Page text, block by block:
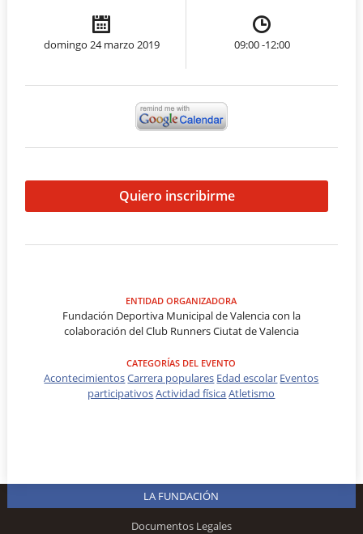
domingo 24 marzo 2019 09:00 -12:00
Quiero inscribirme
ENTIDAD ORGANIZADORA
Fundación Deportiva Municipal de Valencia con la
colaboración del Club Runners Ciutat de Valencia
CATEGORÍAS DEL EVENTO
AcontecimientosCarrera populares Edad escolar Eventos
participativosActividad físicaAtletismo
LA FUNDACIÓN
Documentos Legales